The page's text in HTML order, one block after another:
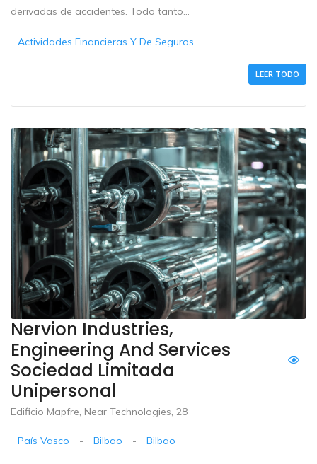
derivadas de accidentes. Todo tanto...
Actividades Financieras Y De Seguros
LEER TODO
Nervion Industries,
Engineering And Services
Sociedad Limitada
Unipersonal
Edificio Mapfre, Near Technologies, 28
País Vasco - Bilbao - Bilbao